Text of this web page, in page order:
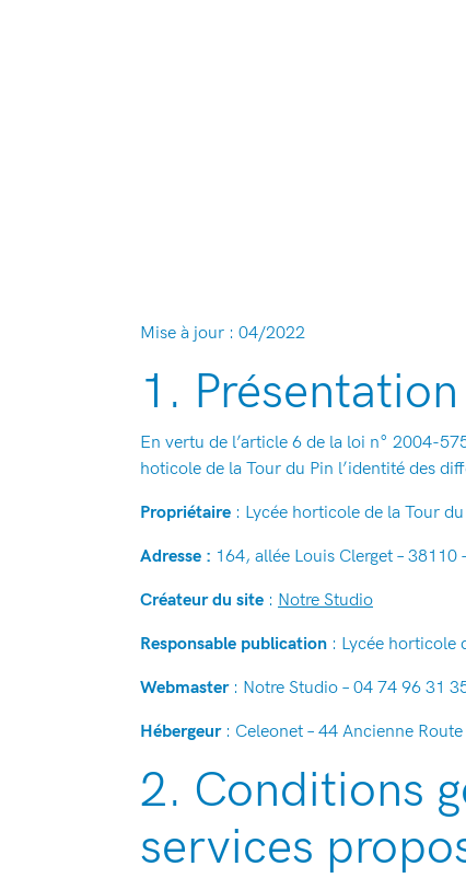
Mise à jour : 04/2022
1.
En vertu de l’article 6 de la loi n° 2004-
hoticole de la Tour du Pin l’identité des
Propriétaire : Lycée horticole de la Tour
Adresse : 164, allée Louis Clerget – 38110
Créateur du site : Notre Studio
Responsable publication : Lycée horticole
Webmaster: Notre Studio – 04 74 96 31
Hébergeur: Celeonet – 44 Ancienne
2. Conditions
services